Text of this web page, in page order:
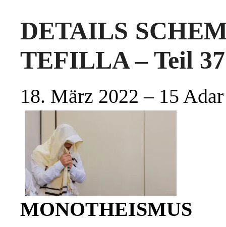
DETAILS
TEFILLA – Teil 37
18. März 2022 – 15
MONOTHEISMUS